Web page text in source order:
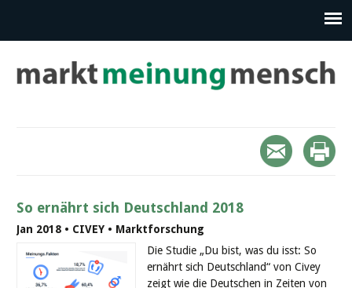
So ernährt sich Deutschland 2018
Jan 2018 • CIVEY • Marktforschung
Die Studie „Du bist, was du isst: So
ernährt sich Deutschland“ von Civey
zeigt wie die Deutschen in Zeiten von